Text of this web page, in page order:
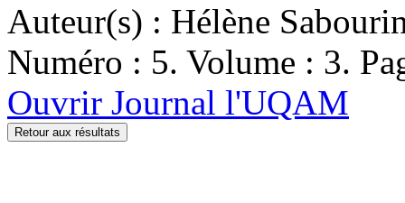
Auteur(s) : Hélène
Numéro : 5. Volume : 3.
Ouvrir Journal l'UQAM
Retour aux résultats